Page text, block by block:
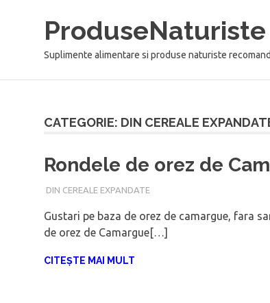
ProduseNaturiste
Suplimente alimentare si produse naturiste
CATEGORIE: DIN CEREALE
Rondele de orez de
IANUARIE 16, 2018
ADMIN
DIN CEREALE EXPANDATE
Gustari pe baza de orez de camargue, fara
de orez de Camargue[…]
CITEȘTE MAI MULT